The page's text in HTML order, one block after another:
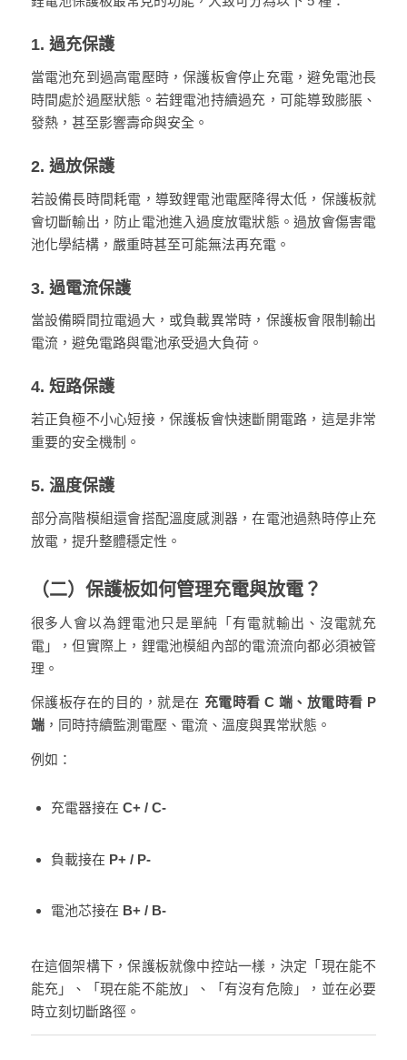
1. 過充保護
當電池充到過高電壓時，保護板會停止充電，避免電池長
時間處於過壓狀態。若鋰電池持續過充，可能導致膨脹、
發熱，甚至影響壽命與安全。
2. 過放保護
若設備長時間耗電，導致鋰電池電壓降得太低，保護板就
會切斷輸出，防止電池進入過度放電狀態。過放會傷害電
池化學結構，嚴重時甚至可能無法再充電。
3. 過電流保護
當設備瞬間拉電過大，或負載異常時，保護板會限制輸出
電流，避免電路與電池承受過大負荷。
4. 短路保護
若正負極不小心短接，保護板會快速斷開電路，這是非常
重要的安全機制。
5. 溫度保護
部分高階模組還會搭配溫度感測器，在電池過熱時停止充
放電，提升整體穩定性。
（二）保護板如何管理充電與放電？
很多人會以為鋰電池只是單純「有電就輸出、沒電就充
電」，但實際上，鋰電池模組內部的電流流向都必須被管
理。
保護板存在的目的，就是在 充電時看 C 端、放電時看 P
端，同時持續監測電壓、電流、溫度與異常狀態。
例如：
充電器接在 C+ / C-
負載接在 P+ / P-
電池芯接在 B+ / B-
在這個架構下，保護板就像中控站一樣，決定「現在能不
能充」、「現在能不能放」、「有沒有危險」，並在必要
時立刻切斷路徑。